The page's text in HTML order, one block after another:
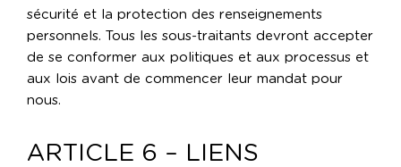
sécurité et la protection des renseignements
personnels. Tous les sous-traitants devront accepter
de se conformer aux politiques et aux processus et
aux lois avant de commencer leur mandat pour
nous.
ARTICLE 6 – LIENS